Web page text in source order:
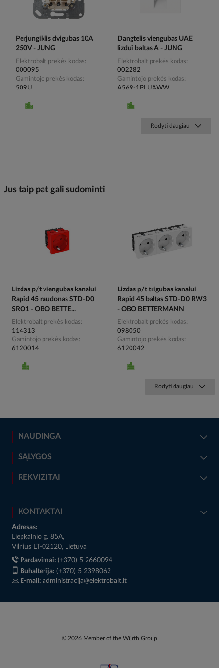
Perjungiklis dvigubas 10A
250V - JUNG
Elektrobalt prekės kodas
000095
Gamintojo prekės kodas
509U
Dangtelis viengubas UAE
lizdui baltas A - JUNG
Elektrobalt prekės kodas
002282
Gamintojo prekės kodas
A569-1PLUAWW
Rodyti daugiau
Jus taip pat gali sudominti
Lizdas p/t viengubas kanalui
Rapid 45 raudonas STD-D0
SRO1 - OBO BETTE...
Elektrobalt prekės kodas
114313
Gamintojo prekės kodas
6120014
Lizdas p/t trigubas kanalui
Rapid 45 baltas STD-D0 RW3
- OBO BETTERMANN
Elektrobalt prekės kodas
098050
Gamintojo prekės kodas
6120042
Rodyti daugiau
NAUDINGA
SĄLYGOS
REKVIZITAI
KONTAKTAI
Adresas:
Liepkalnio g. 85A,
Vilnius LT-02120, Lietuva
Pardavimai: (+370) 5 2660094
Buhalterija: (+370) 5 2398062
E-mail: administracija@elektrobalt.lt
© 2026 Member of the Würth Group